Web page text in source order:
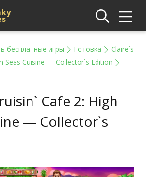
бесплатные игры Готовка
Claire`s
Seas Cuisine — Collector`s Edition
Cafe 2: High
— Collector`s